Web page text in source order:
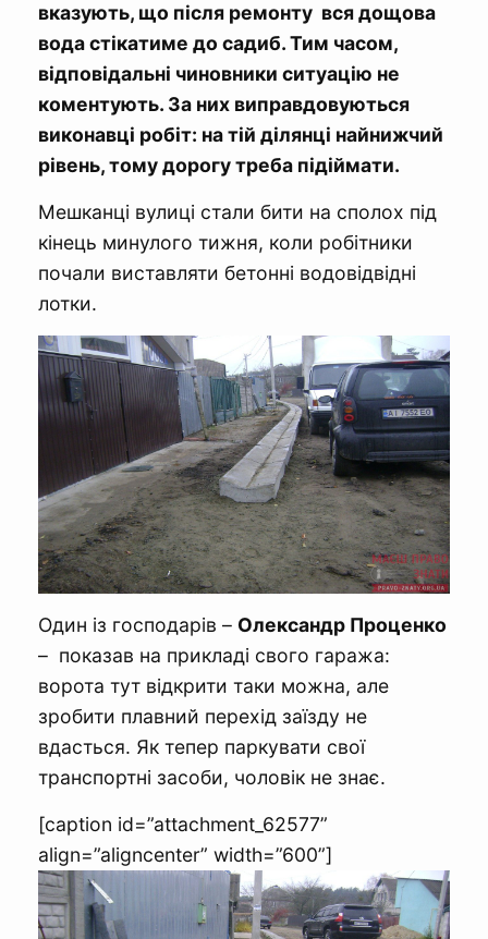
вказують, що після ремонту вся дощова
вода стікатиме до садиб. Тим часом,
відповідальні чиновники ситуацію не
коментують. За них виправдовуються
виконавці робіт: на тій ділянці найнижчий
рівень, тому дорогу треба підіймати.
Мешканці вулиці стали бити на сполох під
кінець минулого тижня, коли робітники
почали виставляти бетонні водовідвідні
лотки.
Один із господарів – Олександр Проценко
– показав на прикладі свого гаража:
ворота тут відкрити таки можна, але
зробити плавний перехід заїзду не
вдасться. Як тепер паркувати свої
транспортні засоби, чоловік не знає.
[caption id=”attachment_62577”
align=”aligncenter” width=”600”]